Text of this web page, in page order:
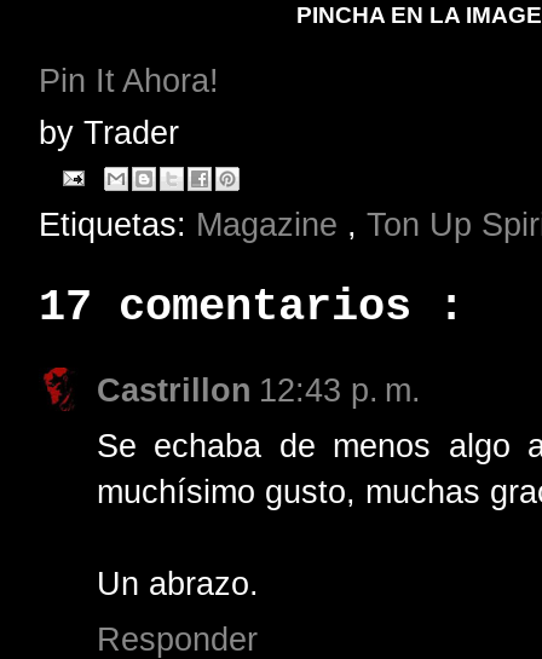
PINCHA EN LA
Pin It Ahora!
by Trader
Etiquetas: Magazine , Ton Up
17 comentarios :
Castrillon 12:43 p. m.
Se echaba de menos algo
muchísimo gusto, muchas
Un abrazo.
Responder